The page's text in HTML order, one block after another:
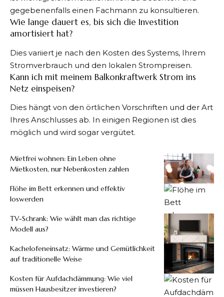
gegebenenfalls einen Fachmann zu konsultieren.
Wie lange dauert es, bis sich die Investition
amortisiert hat?
Dies variiert je nach den Kosten des Systems, Ihrem
Stromverbrauch und den lokalen Strompreisen.
Kann ich mit meinem Balkonkraftwerk Strom ins
Netz einspeisen?
Dies hängt von den örtlichen Vorschriften und der Art
Ihres Anschlusses ab. In einigen Regionen ist dies
möglich und wird sogar vergütet.
Mietfrei wohnen: Ein Leben ohne
Mietkosten, nur Nebenkosten zahlen
Flöhe im Bett erkennen und effektiv
loswerden
TV-Schrank: Wie wählt man das richtige
Modell aus?
Kachelofeneinsatz: Wärme und Gemütlichkeit
auf traditionelle Weise
Kosten für Aufdachdämmung: Wie viel
müssen Hausbesitzer investieren?